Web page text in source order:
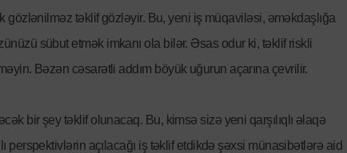
təklif gözləyir. Bu, yeni iş müqaviləsi, əməkdaşlığa
sübut etmək imkanı ola bilər. Əsas odur ki, təklif riskli
Bəzən cəsarətli addım böyük uğurun açarına çevrilir.
bir şey təklif olunacaq. Bu, kimsə sizə yeni qarşılıqlı əlaqə
perspektivlərin açılacağı iş təklif etdikdə şəxsi münasibətlərə aid